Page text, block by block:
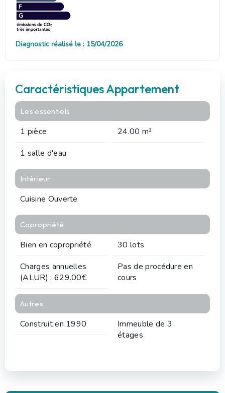
Diagnostic réalisé le : 15/04/2026
Caractéristiques Appartement
Les essentiels
1 pièce
24.00 m²
1 salle d'eau
Intérieur
Cuisine Ouverte
Copropriété
Bien en copropriété
30 lots
Charges annuelles
(ALUR) : 629.00€
Pas de procédure en
cours
Autres
Construit en 1990
Immeuble de 3
étages